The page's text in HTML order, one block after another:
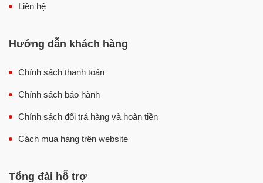
nhiệt nóng lan tỏa đều khắp tủ.
Liên hệ
Hướng dẫn khách hàng
Chính sách thanh toán
Chính sách bảo hành
Chính sách đổi trả hàng và hoàn tiền
Cách mua hàng trên website
Tổng đài hỗ trợ